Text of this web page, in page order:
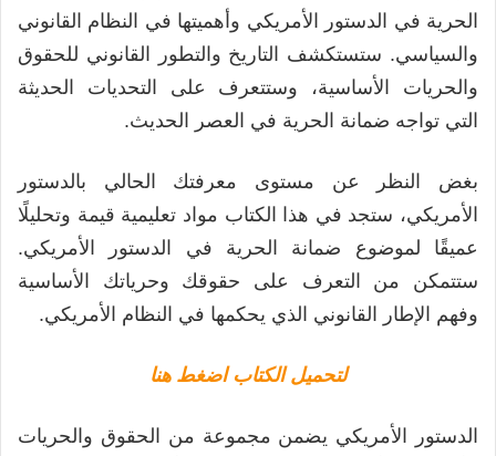
الحرية في الدستور الأمريكي وأهميتها في النظام القانوني
والسياسي. ستستكشف التاريخ والتطور القانوني للحقوق
والحريات الأساسية، وستتعرف على التحديات الحديثة
التي تواجه ضمانة الحرية في العصر الحديث.
بغض النظر عن مستوى معرفتك الحالي بالدستور
الأمريكي، ستجد في هذا الكتاب مواد تعليمية قيمة وتحليلًا
عميقًا لموضوع ضمانة الحرية في الدستور الأمريكي.
ستتمكن من التعرف على حقوقك وحرياتك الأساسية
وفهم الإطار القانوني الذي يحكمها في النظام الأمريكي.
لتحميل الكتاب اضغط هنا
الدستور الأمريكي يضمن مجموعة من الحقوق والحريات